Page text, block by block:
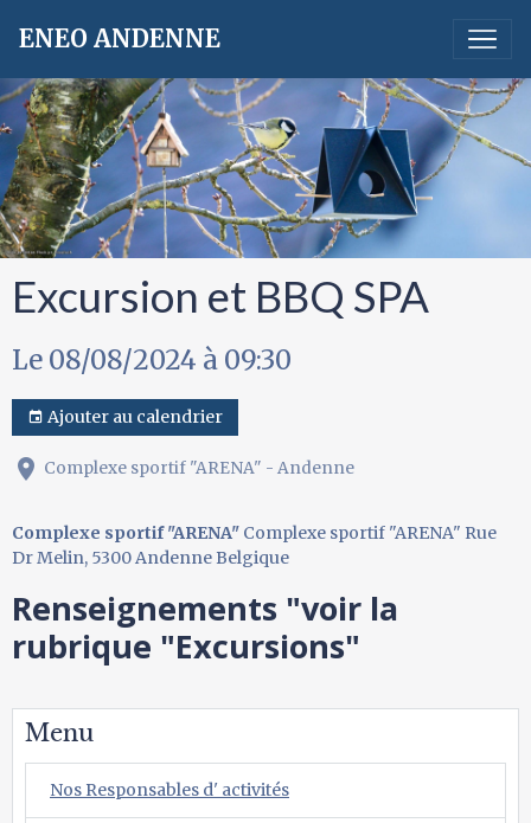
ENEO ANDENNE
Excursion et BBQ SPA
Le 08/08/2024 à 09:30
Ajouter au calendrier
Complexe sportif "ARENA" - Andenne
Complexe sportif "ARENA" Complexe sportif "ARENA" Rue
Dr Melin, 5300 Andenne Belgique
Renseignements "voir la
rubrique "Excursions"
Menu
Nos Responsables d' activités